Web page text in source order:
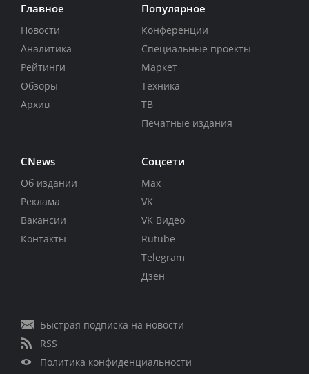
Главное
Новости
Аналитика
Рейтинги
Обзоры
Архив
Популярное
Конференции
Специальные проекты
Маркет
Техника
ТВ
Печатные издания
CNews
Об издании
Реклама
Вакансии
Контакты
Соцсети
Max
VK
VK Видео
Rutube
Telegram
Дзен
Быстрая подписка на новости
RSS
Политика конфиденциальности